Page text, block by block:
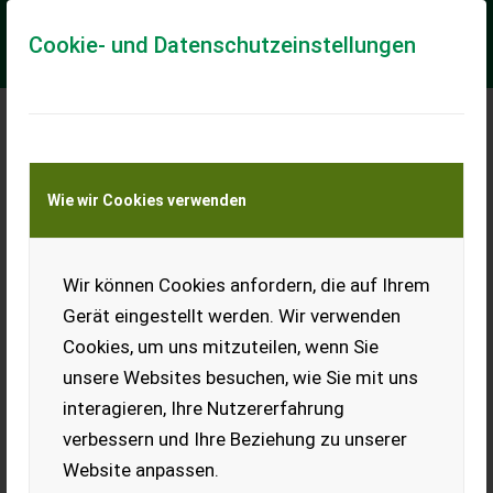
Cookie- und Datenschutzeinstellungen
Wie wir Cookies verwenden
Wir können Cookies anfordern, die auf Ihrem
Gerät eingestellt werden. Wir verwenden
Cookies, um uns mitzuteilen, wenn Sie
unsere Websites besuchen, wie Sie mit uns
interagieren, Ihre Nutzererfahrung
verbessern und Ihre Beziehung zu unserer
Website anpassen.
Meine Transportkostenanfrage
Transport von Land- und Baumaschinen –
KEINE Tiertransporte
4-fach Ballengabel
Siloballen, 160 - 170 Dm.
EUR 0